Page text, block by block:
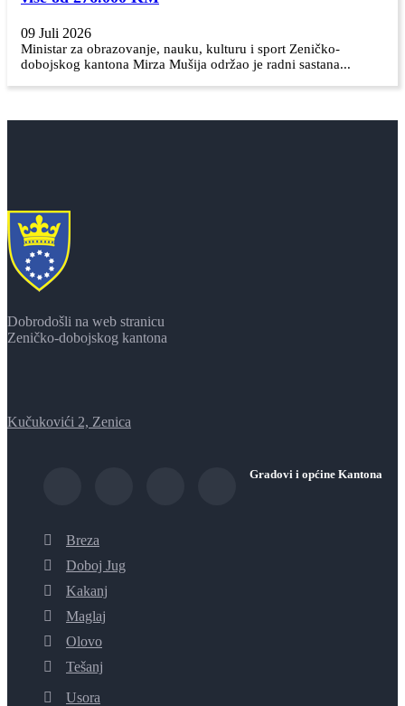
09 Juli 2026
Ministar za obrazovanje, nauku, kulturu i sport Zeničko-
dobojskog kantona Mirza Mušija održao je radni sastana...
Dobrodošli na web stranicu
Zeničko-dobojskog kantona
Kučukovići 2, Zenica
Gradovi i općine Kantona
Breza
Doboj Jug
Kakanj
Maglaj
Olovo
Tešanj
Usora